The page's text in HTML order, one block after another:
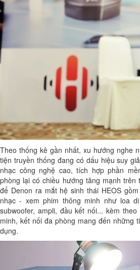
Theo thống kê gần nhất, xu hướng nghe
tiện truyền thống đang có dấu hiệu suy
nhạc công nghệ cao, tích hợp phần
phòng lại có chiều hướng tăng mạnh
để Denon ra mắt hệ sinh thái HEOS
nhạc - xem phim thông minh như loa
subwoofer, ampli, đầu kết nối... kèm
minh, kết nối đa phòng mang đến những
dụng.